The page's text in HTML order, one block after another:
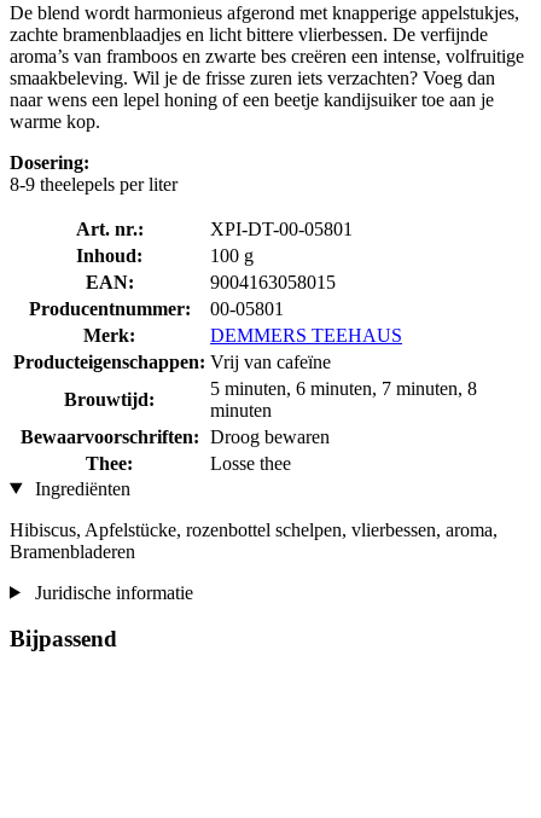
De blend wordt harmonieus afgerond met knapperige appelstukjes,
zachte bramenblaadjes en licht bittere vlierbessen. De verfijnde
aroma’s van framboos en zwarte bes creëren een intense, volfruitige
smaakbeleving. Wil je de frisse zuren iets verzachten? Voeg dan
naar wens een lepel honing of een beetje kandijsuiker toe aan je
warme kop.
Dosering:
8-9 theelepels per liter
Art. nr.:
XPI-DT-00-05801
Inhoud:
100 g
EAN:
9004163058015
Producentnummer:
00-05801
Merk:
DEMMERS TEEHAUS
Producteigenschappen: Vrij van cafeïne
Brouwtijd:
5 minuten, 6 minuten, 7 minuten, 8
minuten
Bewaarvoorschriften: Droog bewaren
Thee:
Losse thee
Ingrediënten
Hibiscus, Apfelstücke, rozenbottel schelpen, vlierbessen, aroma,
Bramenbladeren
Juridische informatie
Bijpassend